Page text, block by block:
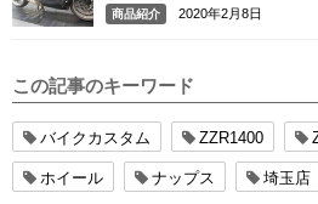
商品紹介 2020年2月8日
この記事のキーワード
バイクカスタム ZZR1400
ホイール ナップス 埼玉店